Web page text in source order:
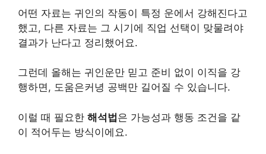
어떤 자료는 귀인의 작동이 특정 운에서 강해진다고
했고, 다른 자료는 그 시기에 직업 선택이 맞물려야
결과가 난다고 정리했어요.
그런데 올해는 귀인운만 믿고 준비 없이 이직을 강
행하면, 도움은커녕 공백만 길어질 수 있습니다.
이럴 때 필요한 해석법은 가능성과 행동 조건을 같
이 적어두는 방식이에요.